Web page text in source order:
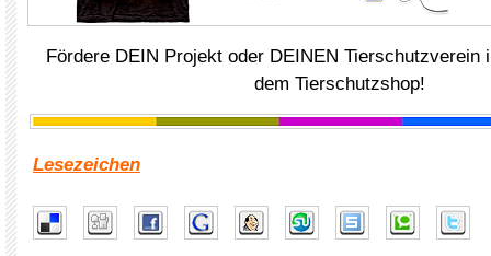
Fördere DEIN Projekt oder DEINEN Tierschutzverein
dem Tierschutzshop!
Lesezeichen